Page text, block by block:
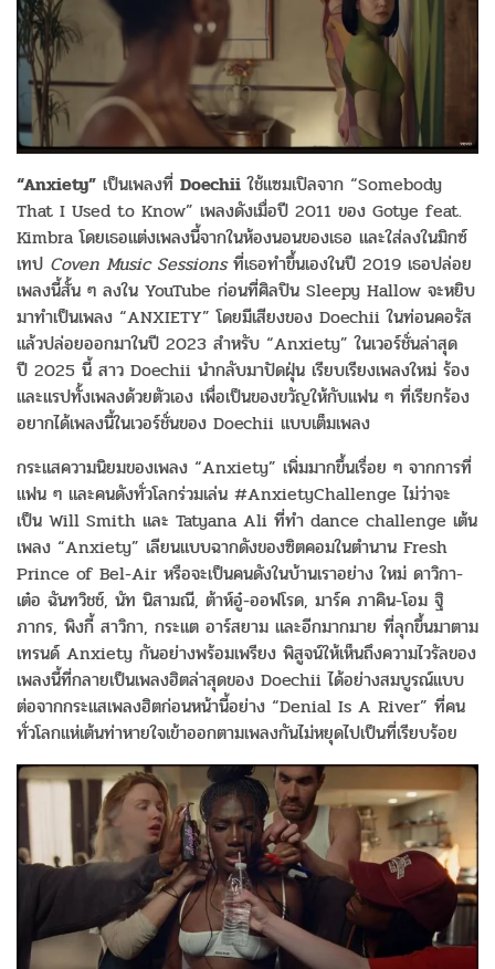
“Anxiety” เป็นเพลงที่ Doechii ใช้แซมเปิลจาก “Somebody
That I Used to Know” เพลงดังเมื่อปี 2011 ของ Gotye feat.
Kimbra โดยเธอแต่งเพลงนี้จากในห้องนอนของเธอ และใส่ลงในมิกซ์
เทป Coven Music Sessionsที่เธอทำขึ้นเองในปี 2019 เธอปล่อย
เพลงนี้สั้น ๆ ลงใน YouTube ก่อนที่ศิลปิน Sleepy Hallow จะหยิบ
มาทำเป็นเพลง “ANXIETY” โดยมีเสียงของ Doechii ในท่อนคอรัส
แล้วปล่อยออกมาในปี 2023 สำหรับ “Anxiety” ในเวอร์ชั่นล่าสุด
ปี 2025 นี้ สาว Doechii นำกลับมาปัดฝุ่น เรียบเรียงเพลงใหม่ ร้อง
และแรปทั้งเพลงด้วยตัวเอง เพื่อเป็นของขวัญให้กับแฟน ๆ ที่เรียกร้อง
อยากได้เพลงนี้ในเวอร์ชั่นของ Doechii แบบเต็มเพลง
กระแสความนิยมของเพลง “Anxiety” เพิ่มมากขึ้นเรื่อย ๆ จากการที่
แฟน ๆ และคนดังทั่วโลกร่วมเล่น #AnxietyChallenge ไม่ว่าจะ
เป็น Will Smith และ Tatyana Ali ที่ทำ dance challenge เต้น
เพลง “Anxiety” เลียนแบบฉากดังของซิตคอมในตำนาน Fresh
Prince of Bel-Air หรือจะเป็นคนดังในบ้านเราอย่าง ใหม่ ดาวิกา-
เต๋อ ฉันทวิชช์, นัท นิสามณี, ต้าห์อู๋-ออฟโรด, มาร์ค ภาคิน-โอม ฐิ
ภากร, พิงกี้ สาวิกา, กระแต อาร์สยาม และอีกมากมาย ที่ลุกขึ้นมาตาม
เทรนด์ Anxiety กันอย่างพร้อมเพรียง พิสูจน์ให้เห็นถึงความไวรัลของ
เพลงนี้ที่กลายเป็นเพลงฮิตล่าสุดของ Doechii ได้อย่างสมบูรณ์แบบ
ต่อจากกระแสเพลงฮิตก่อนหน้านี้อย่าง “Denial Is A River” ที่คน
ทั่วโลกแห่เต้นท่าหายใจเข้าออกตามเพลงกันไม่หยุดไปเป็นที่เรียบร้อย